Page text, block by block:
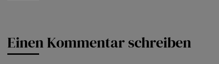
Einen Kommentar schreiben